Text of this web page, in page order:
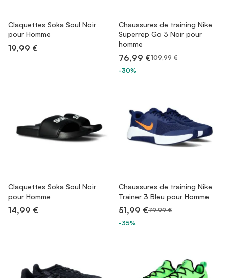
Claquettes Soka Soul Noir
pour Homme
19,99 €
Chaussures de training Nike
Superrep Go 3 Noir pour
homme
76,99 €109,99 €
-30%
Claquettes Soka Soul Noir
pour Homme
14,99 €
Chaussures de training Nike
Trainer 3 Bleu pour Homme
51,99 €79,99 €
-35%